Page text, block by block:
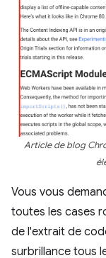
Article de blog
Vous vous
toutes les cases
de l'extrait de
surbrillance tous